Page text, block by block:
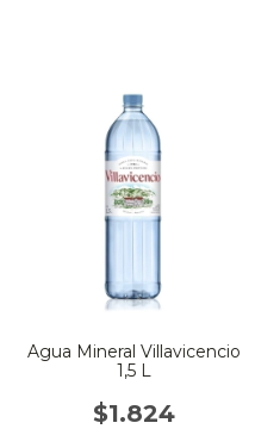
Agua Mineral Villavicencio
1,5 L
$1.824